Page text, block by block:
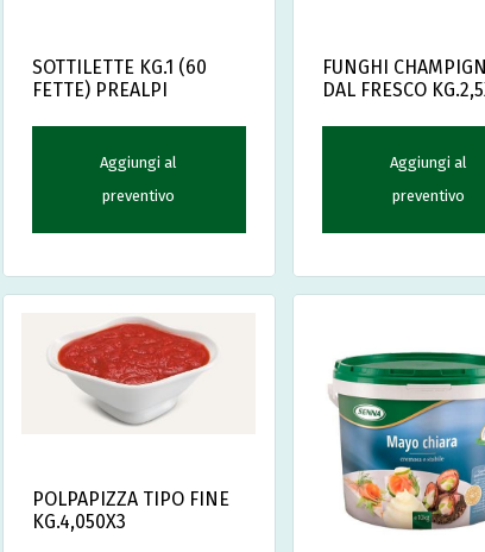
SOTTILETTE KG.1 (60
FETTE) PREALPI
Aggiungi al
preventivo
FUNGHI
DAL FRESCO
Aggiungi al
preventivo
POLPAPIZZA TIPO FINE
KG.4,050X3